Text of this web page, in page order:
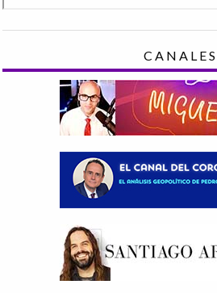
CANALES